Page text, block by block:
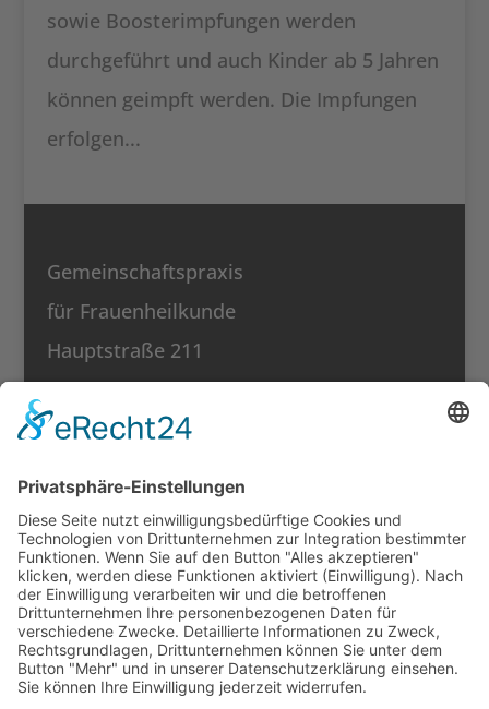
sowie Boosterimpfungen werden
durchgeführt und auch Kinder ab 5 Jahren
können geimpft werden. Die Impfungen
erfolgen...
Gemeinschaftspraxis
für Frauenheilkunde
Hauptstraße 211
58675 Hemer
Dr. med. Yasmin
Khushbu Varandani-
Gogia
Frauenärzte
in Iserlohn auf
jameda